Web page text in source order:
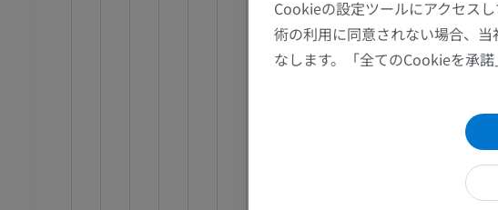
鈎動脈
斜台枝
硬膜枝
蝶形骨部；水平部；
前外側中心動
前外側中心動
肘
MRI
手
MRI
プ
Cookieの設定ツールにアクセス
術の利用に同意されない場合、
なします。「全てのCookieを承